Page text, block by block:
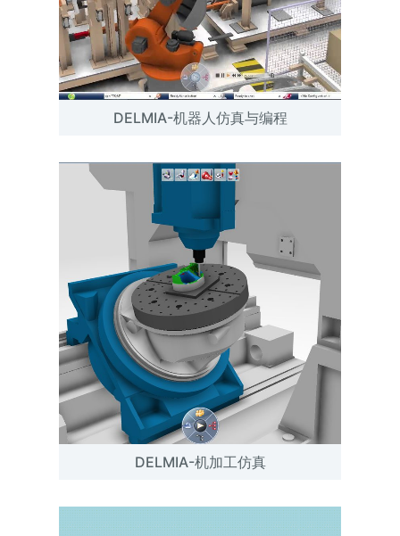
DELMIA-机器人仿真与编程
DELMIA-机加工仿真